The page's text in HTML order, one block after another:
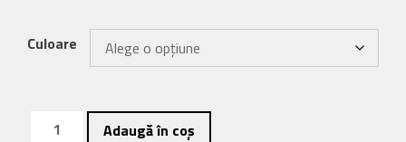
Culoare
Cantitate
Adaugă în coș